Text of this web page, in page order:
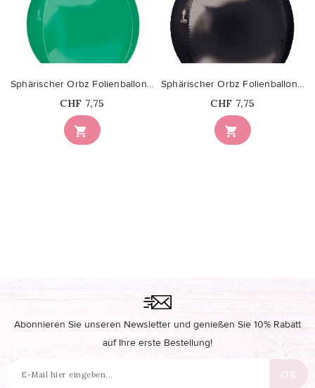

Sphärischer Orbz Folienballon Grün
Price
CHF 7,75

Sphärischer Orbz Folienballon Schwarz
Price
CHF 7,75
Abonnieren Sie unseren Newsletter und genießen Sie 10% Rabatt
auf Ihre erste Bestellung!